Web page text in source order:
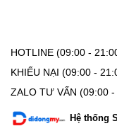
HOTLINE (09:00 -
KHIẾU NẠI (09:00 -
ZALO TƯ VẤN (09:00 -
Hệ thống